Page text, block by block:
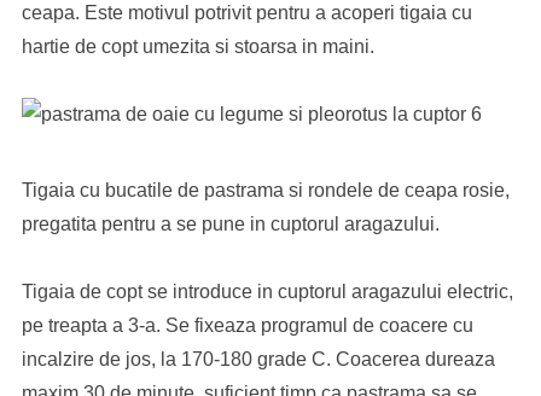
ceapa. Este motivul potrivit pentru a acoperi tigaia cu
hartie de copt umezita si stoarsa in maini.
Tigaia cu bucatile de pastrama si rondele de ceapa rosie,
pregatita pentru a se pune in cuptorul aragazului.
Tigaia de copt se introduce in cuptorul aragazului electric,
pe treapta a 3-a. Se fixeaza programul de coacere cu
incalzire de jos, la 170-180 grade C. Coacerea dureaza